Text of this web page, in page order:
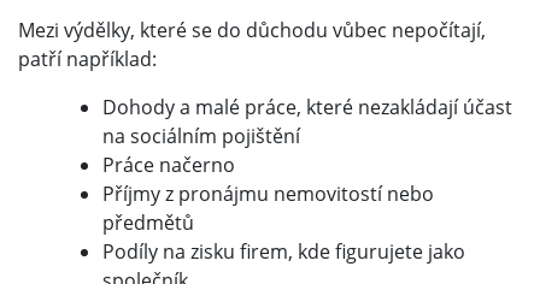
Mezi výdělky, které se do důchodu vůbec nepočítají,
patří například:
Dohody a malé práce, které nezakládají účast
na sociálním pojištění
Práce načerno
Příjmy z pronájmu nemovitostí nebo
předmětů
Podíly na zisku firem, kde figurujete jako